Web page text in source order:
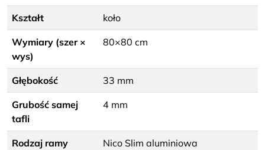
Kształt koło
Wymiary (szer ×
wys)
80×80 cm
Głębokość 33 mm
Grubość samej
tafli
4 mm
Rodzaj ramy
Nico Slim aluminiowa